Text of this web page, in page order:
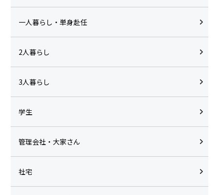
一人暮らし・単身赴任
2人暮らし
3人暮らし
学生
管理会社・大家さん
社宅